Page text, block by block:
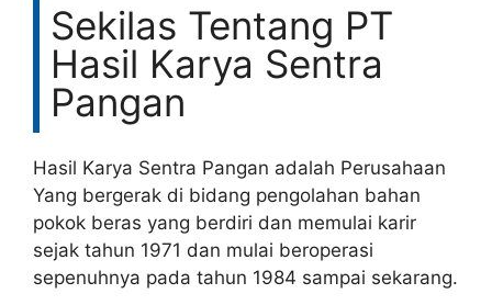
Sekilas Tentang PT
Hasil Karya Sentra
Pangan
Hasil Karya Sentra Pangan adalah Perusahaan
Yang bergerak di bidang pengolahan bahan
pokok beras yang berdiri dan memulai karir
sejak tahun 1971 dan mulai beroperasi
sepenuhnya pada tahun 1984 sampai sekarang.